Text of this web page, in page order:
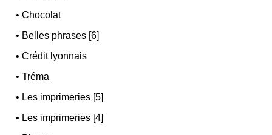
•Chocolat
• Belles phrases [6]
•Crédit lyonnais
•Tréma
• Les imprimeries [5]
• Les imprimeries [4]